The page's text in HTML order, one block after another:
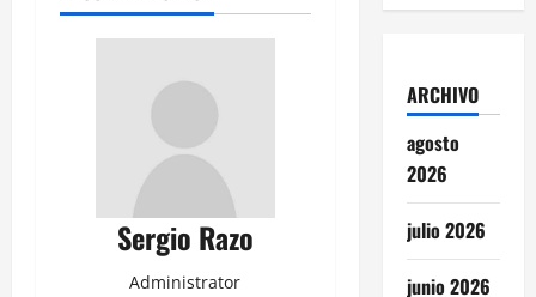
Sergio Razo
Administrator
ARCHIVO
agosto
2026
julio 2026
junio 2026